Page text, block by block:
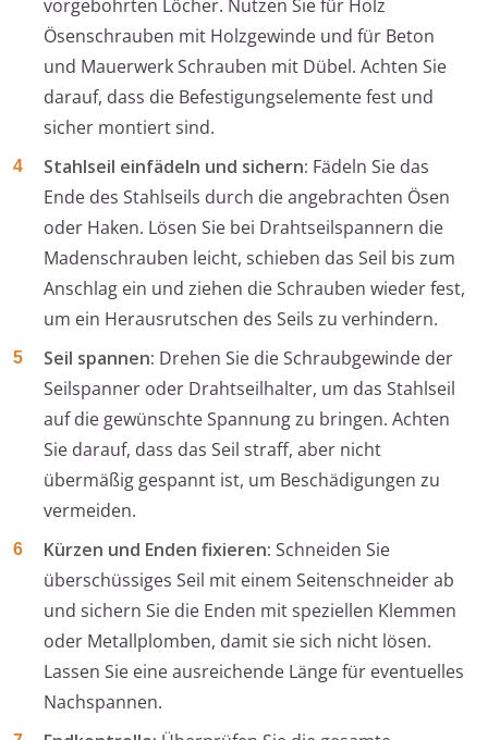
vorgebohrten Löcher. Nutzen Sie für Holz
Ösenschrauben mit Holzgewinde und für Beton
und Mauerwerk Schrauben mit Dübel. Achten Sie
darauf, dass die Befestigungselemente fest und
sicher montiert sind.
Stahlseil einfädeln und sichern: Fädeln Sie das
Ende des Stahlseils durch die angebrachten Ösen
oder Haken. Lösen Sie bei Drahtseilspannern die
Madenschrauben leicht, schieben das Seil bis zum
Anschlag ein und ziehen die Schrauben wieder fest,
um ein Herausrutschen des Seils zu verhindern.
Seil spannen: Drehen Sie die Schraubgewinde der
Seilspanner oder Drahtseilhalter, um das Stahlseil
auf die gewünschte Spannung zu bringen. Achten
Sie darauf, dass das Seil straff, aber nicht
übermäßig gespannt ist, um Beschädigungen zu
vermeiden.
Kürzen und Enden fixieren: Schneiden Sie
überschüssiges Seil mit einem Seitenschneider ab
und sichern Sie die Enden mit speziellen Klemmen
oder Metallplomben, damit sie sich nicht lösen.
Lassen Sie eine ausreichende Länge für eventuelles
Nachspannen.